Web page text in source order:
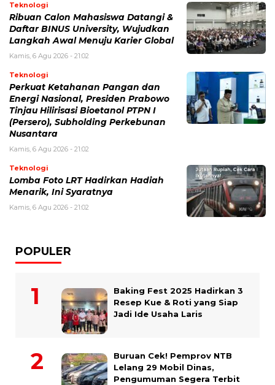
Teknologi
Ribuan Calon Mahasiswa Datangi &
Daftar BINUS University, Wujudkan
Langkah Awal Menuju Karier Global
Kamis, 6 Agu 2026 - 21:02
Teknologi
Perkuat Ketahanan Pangan dan
Energi Nasional, Presiden Prabowo
Tinjau Hilirisasi Bioetanol PTPN I
(Persero), Subholding Perkebunan
Nusantara
Kamis, 6 Agu 2026 - 21:02
Teknologi
Lomba Foto LRT Hadirkan Hadiah
Menarik, Ini Syaratnya
Kamis, 6 Agu 2026 - 21:02
POPULER
Baking Fest 2025 Hadirkan 3
Resep Kue & Roti yang Siap
Jadi Ide Usaha Laris
Buruan Cek! Pemprov NTB
Lelang 29 Mobil Dinas,
Pengumuman Segera Terbit